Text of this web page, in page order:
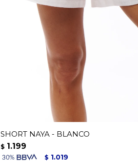
SHORT NAYA - BLANCO
$ 1.199
$ 1.019